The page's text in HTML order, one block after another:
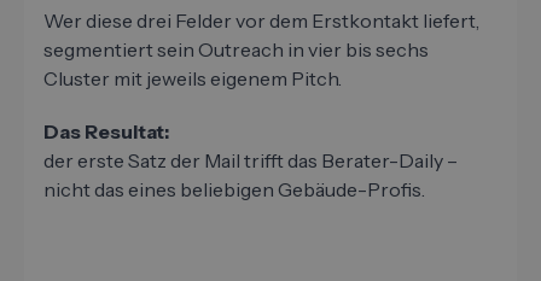
Wer diese drei Felder vor dem Erstkontakt liefert,
segmentiert sein Outreach in vier bis sechs
Cluster mit jeweils eigenem Pitch.
Das Resultat:
der erste Satz der Mail trifft das Berater-Daily –
nicht das eines beliebigen Gebäude-Profis.